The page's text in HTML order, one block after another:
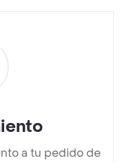
a tu pedido de